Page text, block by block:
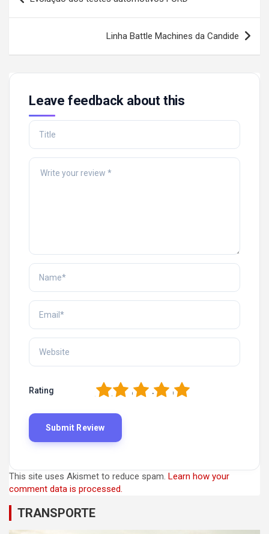
navigation
Linha Battle Machines da Candide
Leave feedback about this
Rating 5
4
3
2
This site uses Akismet to reduce spam. Learn how your
comment data is processed.
TRANSPORTE